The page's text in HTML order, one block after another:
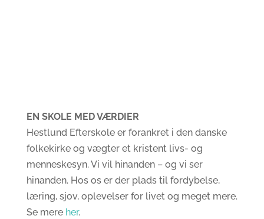
EN SKOLE MED VÆRDIER
Hestlund Efterskole er forankret i den danske
folkekirke og vægter et kristent livs- og
menneskesyn. Vi vil hinanden – og vi ser
hinanden. Hos os er der plads til fordybelse,
læring, sjov, oplevelser for livet og meget mere.
Se mere her.